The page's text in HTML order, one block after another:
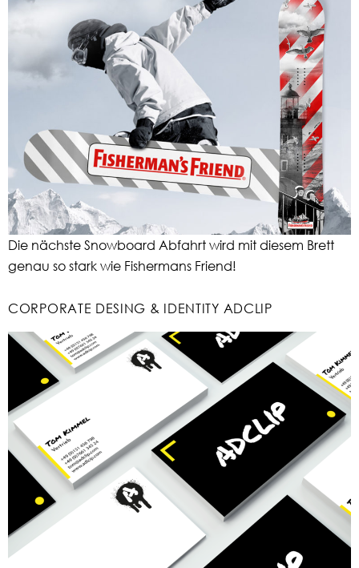
Die nächste Snowboard Abfahrt wird mit diesem Brett
genau so stark wie Fishermans Friend!
CORPORATE DESING & IDENTITY ADCLIP